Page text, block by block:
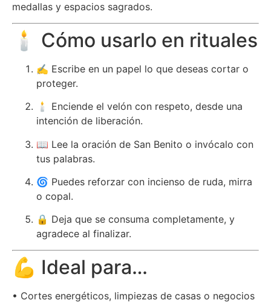
medallas y espacios sagrados.
🕯 Cómo usarlo en rituales
✍ Escribe en un papel lo que deseas cortar o
proteger.
🕯 Enciende el velón con respeto, desde una
intención de liberación.
📖 Lee la oración de San Benito o invócalo con
tus palabras.
🌀 Puedes reforzar con incienso de ruda, mirra
o copal.
🔒 Deja que se consuma completamente, y
agradece al finalizar.
💪 Ideal para…
• Cortes energéticos, limpiezas de casas o negocios